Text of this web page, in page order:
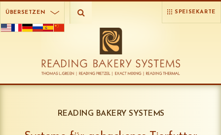
ÜBERSETZEN SPEISEKARTE
READING BAKERY SYSTEMS